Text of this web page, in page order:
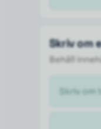
Skriv om
Behåll
Skriv